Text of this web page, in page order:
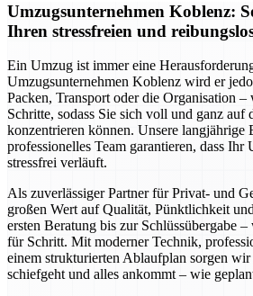
Umzugsunternehmen Koblenz:
Ihren stressfreien und
Ein Umzug ist immer eine
Umzugsunternehmen Koblenz wird er
Packen, Transport oder die Organisation
Schritte, sodass Sie sich voll und ganz auf
konzentrieren können. Unsere langjährige
professionelles Team garantieren, dass Ihr
stressfrei verläuft.
Als zuverlässiger Partner für Privat- und
großen Wert auf Qualität, Pünktlichkeit
ersten Beratung bis zur Schlüssübergabe
für Schritt. Mit moderner Technik,
einem strukturierten Ablaufplan sorgen wir
schiefgeht und alles ankommt – wie